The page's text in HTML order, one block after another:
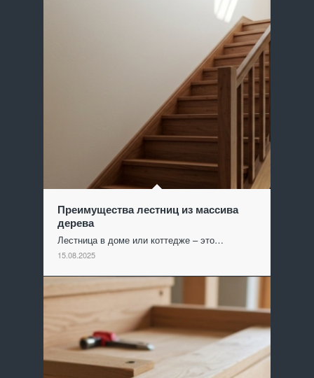
Преимущества лестниц из массива
дерева
Лестница в доме или коттедже – это…
15.08.2025